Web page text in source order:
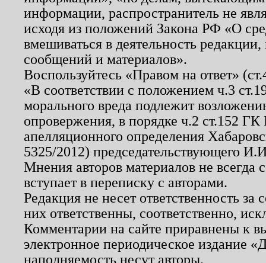
информации, распространитель не
исходя из положений Закона РФ «О
вмешиваться в деятельность
сообщений и материалов».
Воспользуйтесь «Правом на ответ»
«В соответствии с положением ч.3
морального вреда подлежит
опровержения, в порядке ч.2 ст.152
апелляционного определения
5325/2012) председательствующего
Мнения авторов материалов не
вступает в переписку с авторами.
Редакция не несет ответственность
них ответственны, соответственно,
Комментарии на сайте приравнены к
электронное периодическое издание
наполняемость несут авторы.